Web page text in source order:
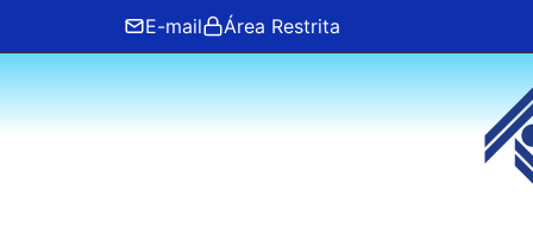
content
E-mail Área Restrita